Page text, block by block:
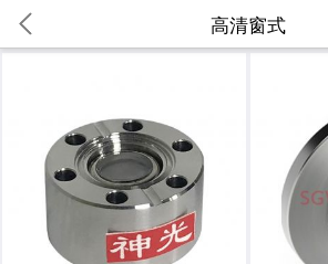
高清窗式